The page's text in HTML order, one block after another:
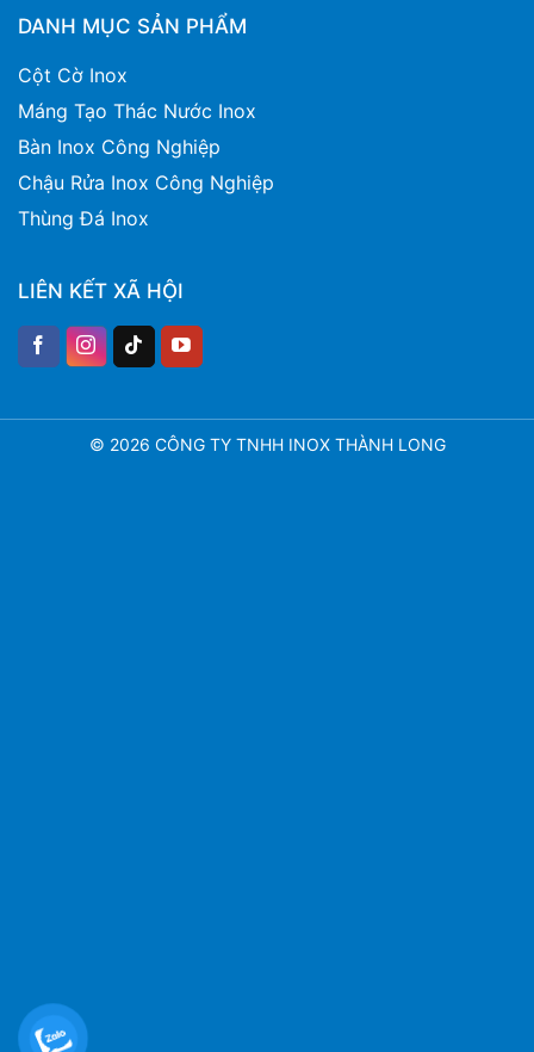
DANH MỤC SẢN PHẨM
Cột Cờ Inox
Máng Tạo Thác Nước Inox
Bàn Inox Công Nghiệp
Chậu Rửa Inox Công Nghiệp
Thùng Đá Inox
LIÊN KẾT XÃ HỘI
© 2026 CÔNG TY TNHH INOX THÀNH LONG